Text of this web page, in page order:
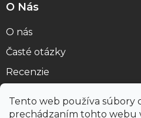
Tento web používa súbory
prechádzaním tohto webu
O Nás
O nás
Časté otázky
Recenzie